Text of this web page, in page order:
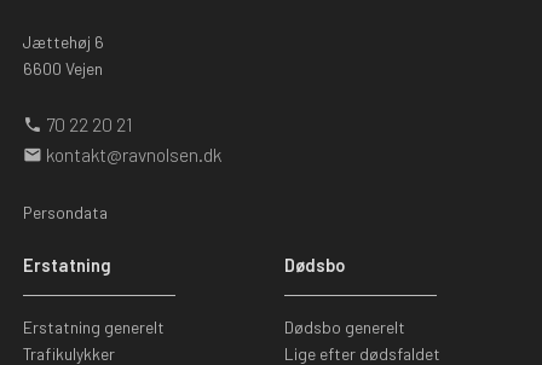
Jættehøj 6
6600 Vejen
phone 70 22 20 21
mail kontakt@ravnolsen.dk
Persondata
Erstatning
Erstatning generelt
Trafikulykker
Dødsbo
Dødsbo generelt
Lige efter dødsfaldet